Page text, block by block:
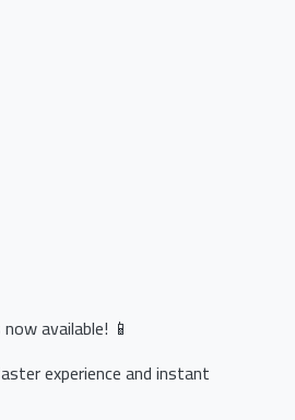
available! 📱
experience and instant